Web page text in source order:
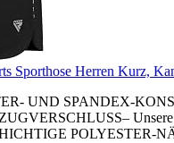
Sporthose Herren Kurz,
UND SPANDEX-
Unsere
POLYESTER-